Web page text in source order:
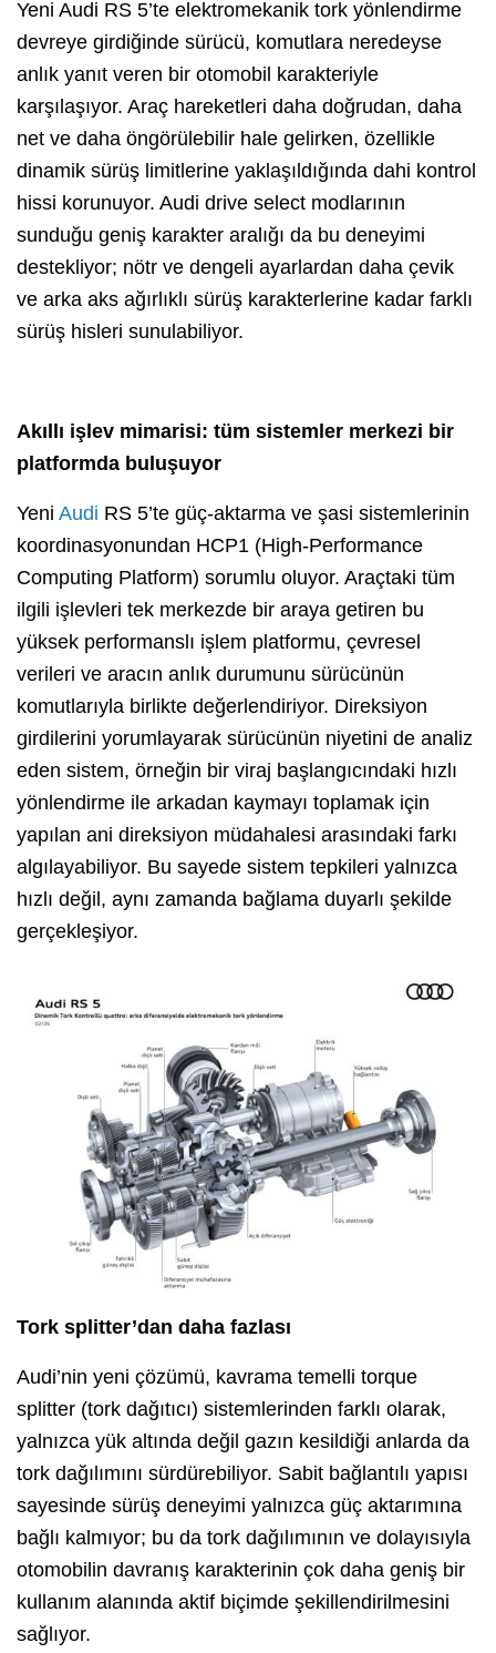
Yeni Audi RS 5’te elektromekanik tork yönlendirme
devreye girdiğinde sürücü, komutlara neredeyse
anlık yanıt veren bir otomobil karakteriyle
karşılaşıyor. Araç hareketleri daha doğrudan, daha
net ve daha öngörülebilir hale gelirken, özellikle
dinamik sürüş limitlerine yaklaşıldığında dahi kontrol
hissi korunuyor. Audi drive select modlarının
sunduğu geniş karakter aralığı da bu deneyimi
destekliyor; nötr ve dengeli ayarlardan daha çevik
ve arka aks ağırlıklı sürüş karakterlerine kadar farklı
sürüş hisleri sunulabiliyor.
Akıllı işlev mimarisi: tüm sistemler merkezi bir
platformda buluşuyor
Yeni Audi RS 5’te güç-aktarma ve şasi sistemlerinin
koordinasyonundan HCP1 (High-Performance
Computing Platform) sorumlu oluyor. Araçtaki tüm
ilgili işlevleri tek merkezde bir araya getiren bu
yüksek performanslı işlem platformu, çevresel
verileri ve aracın anlık durumunu sürücünün
komutlarıyla birlikte değerlendiriyor. Direksiyon
girdilerini yorumlayarak sürücünün niyetini de analiz
eden sistem, örneğin bir viraj başlangıcındaki hızlı
yönlendirme ile arkadan kaymayı toplamak için
yapılan ani direksiyon müdahalesi arasındaki farkı
algılayabiliyor. Bu sayede sistem tepkileri yalnızca
hızlı değil, aynı zamanda bağlama duyarlı şekilde
gerçekleşiyor.
Tork splitter’dan daha fazlası
Audi’nin yeni çözümü, kavrama temelli torque
splitter (tork dağıtıcı) sistemlerinden farklı olarak,
yalnızca yük altında değil gazın kesildiği anlarda da
tork dağılımını sürdürebiliyor. Sabit bağlantılı yapısı
sayesinde sürüş deneyimi yalnızca güç aktarımına
bağlı kalmıyor; bu da tork dağılımının ve dolayısıyla
otomobilin davranış karakterinin çok daha geniş bir
kullanım alanında aktif biçimde şekillendirilmesini
sağlıyor.